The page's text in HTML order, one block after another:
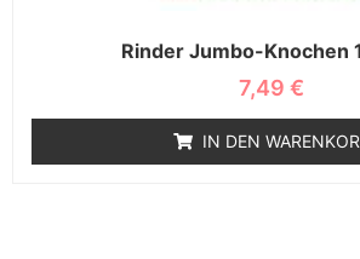
Rinder Jumbo-Knochen
7,49 €
IN DEN